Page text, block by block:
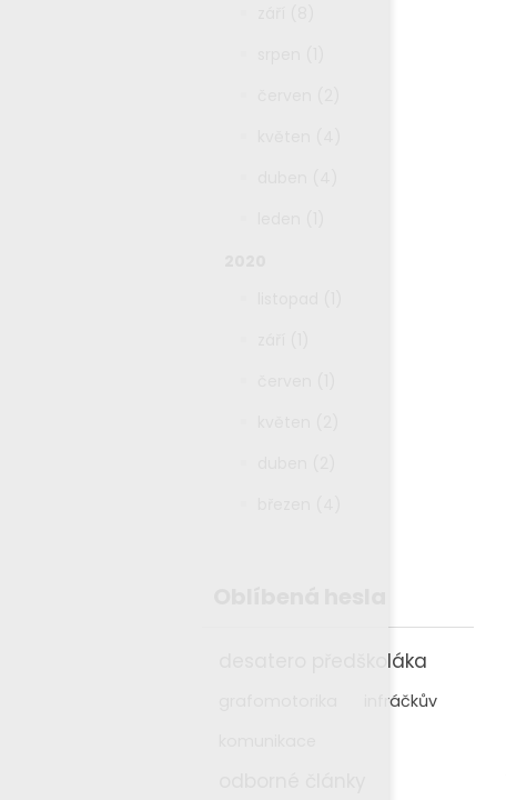
desatero předškoláka
infráčkův